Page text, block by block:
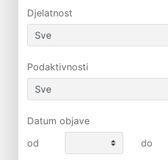
Djelatnost
Podaktivnosti
Datum objave
od
do